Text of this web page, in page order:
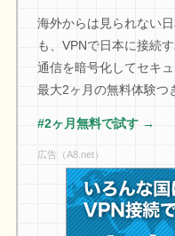
海外からは見られない
も、VPNで日本に接続
通信を暗号化してセキ
最大2ヶ月の無料体験つ
#2ヶ月無料で試す →
広告（A8.net）